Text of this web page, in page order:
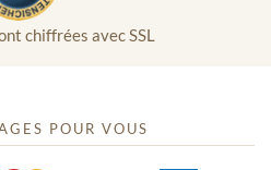
chiffrées avec SSL
POUR VOUS